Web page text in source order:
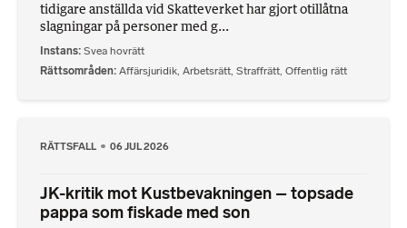
tidigare anställda vid Skatteverket har gjort otillåtna
slagningar på personer med g...
Instans Svea hovrätt
Rättsområden Affärsjuridik Arbetsrätt Straffrätt Offentlig rätt
RÄTTSFALL 06 JUL 2026
JK-kritik mot Kustbevakningen – topsade
pappa som fiskade med son